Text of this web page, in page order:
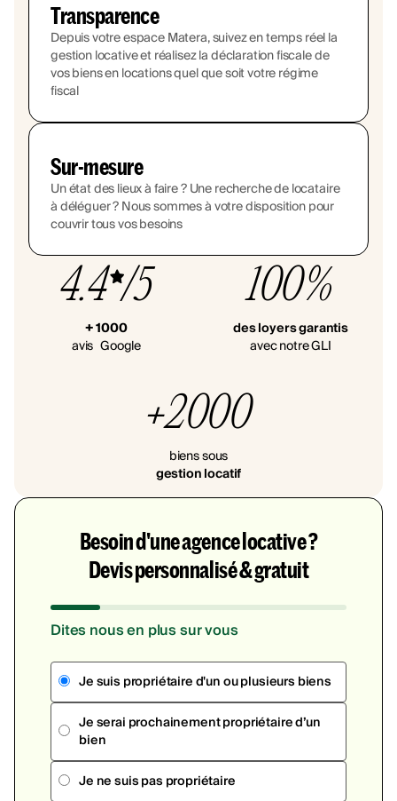
Transparence
Depuis votre espace Matera, suivez en temps réel la
gestion locative et réalisez la déclaration fiscale de
vos biens en locations quel que soit votre régime
fiscal
Sur-mesure
Un état des lieux à faire ? Une recherche de locataire
à déléguer ? Nous sommes à votre disposition pour
couvrir tous vos besoins
4.4 /5
+ 1000
avis Google
100%
des loyers garantis
avec notre GLI
+2000
biens sous
gestion locatif
Besoin d'une agence locative ?
Devis personnalisé & gratuit
Dites nous en plus sur vous
Je suis propriétaire d'un ou plusieurs biens
Je serai prochainement propriétaire d’un
bien
Je ne suis pas propriétaire